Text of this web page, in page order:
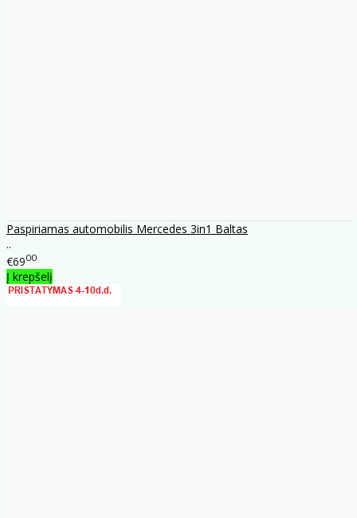
Paspiriamas automobilis Mercedes 3in1 Baltas
..
€6900
Į krepšelį